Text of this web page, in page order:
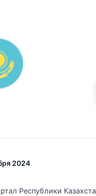
2024
Республики